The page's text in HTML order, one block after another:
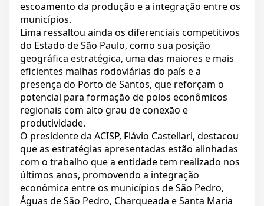
escoamento da produção e a integração entre os
municípios.
Lima ressaltou ainda os diferenciais competitivos
do Estado de São Paulo, como sua posição
geográfica estratégica, uma das maiores e mais
eficientes malhas rodoviárias do país e a
presença do Porto de Santos, que reforçam o
potencial para formação de polos econômicos
regionais com alto grau de conexão e
produtividade.
O presidente da ACISP, Flávio Castellari, destacou
que as estratégias apresentadas estão alinhadas
com o trabalho que a entidade tem realizado nos
últimos anos, promovendo a integração
econômica entre os municípios de São Pedro,
Águas de São Pedro, Charqueada e Santa Maria